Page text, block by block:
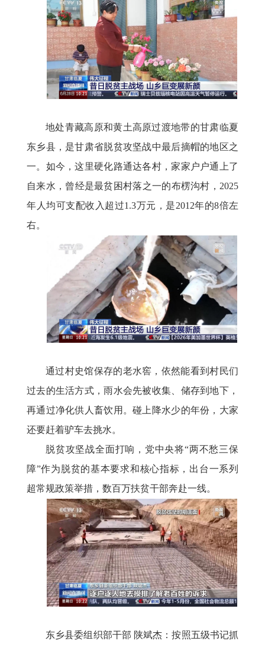
地处青藏高原和黄土高原过渡地带的甘肃临夏
东乡县，是甘肃省脱贫攻坚战中最后摘帽的地区之
一。如今，这里硬化路通达各村，家家户户通上了
自来水，曾经是最贫困村落之一的布楞沟村， 2025
年人均可支配收入超过1.3万元，是2012年的8倍左
右。
通过村史馆保存的老水窖，依然能看到村民们
过去的生活方式，雨水会先被收集、储存到地下，
再通过净化供人畜饮用。碰上降水少的年份，大家
还要赶着驴车去挑水。
脱贫攻坚战全面打响，党中央将“两不愁三保
障”作为脱贫的基本要求和核心指标，出台一系列
超常规政策举措，数百万扶贫干部奔赴一线。
东乡县委组织部干部 陕斌杰：按照五级书记抓